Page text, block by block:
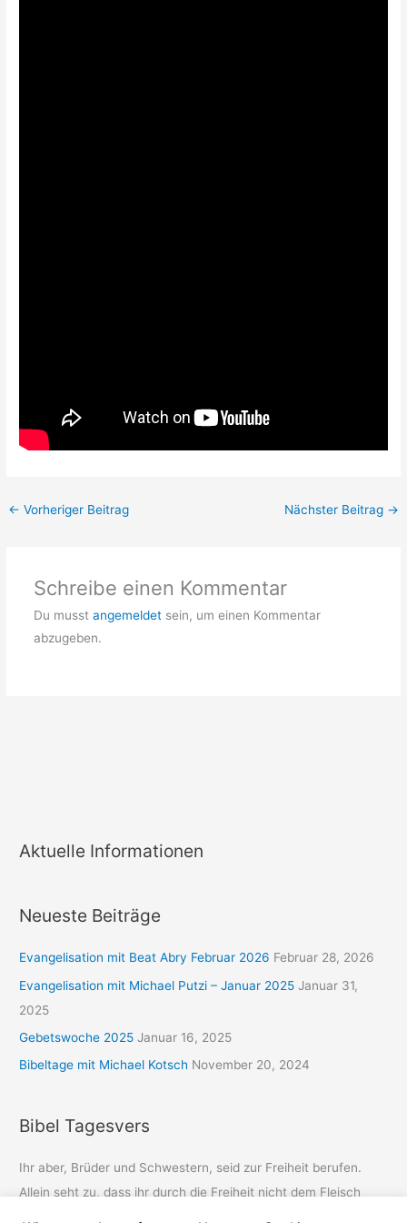
← Vorheriger Beitrag Nächster Beitrag →
Schreibe einen Kommentar
Du musst angemeldetsein, um einen Kommentar
abzugeben.
Aktuelle Informationen
Neueste Beiträge
Evangelisation mit Beat Abry Februar 2026 Februar 28, 2026
Evangelisation mit Michael Putzi – Januar 2025 Januar 31,
2025
Gebetswoche 2025 Januar 16, 2025
Bibeltage mit Michael Kotsch November 20, 2024
Bibel Tagesvers
Ihr aber, Brüder und Schwestern, seid zur Freiheit berufen.
Allein seht zu, dass ihr durch die Freiheit nicht dem Fleisch